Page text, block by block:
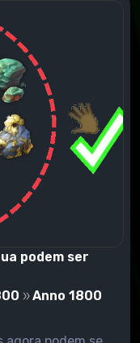
podem ser
Anno 1800